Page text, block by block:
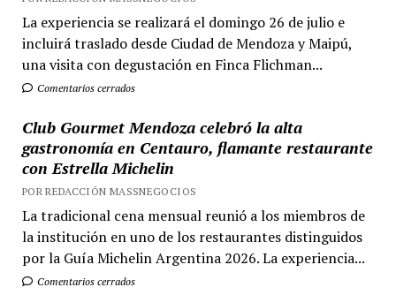
La experiencia se realizará el domingo 26 de julio e
incluirá traslado desde Ciudad de Mendoza y Maipú,
una visita con degustación en Finca Flichman...
Comentarios cerrados
Club Gourmet Mendoza celebró la alta
gastronomía en Centauro, flamante restaurante
con Estrella Michelin
POR REDACCIÓN MASSNEGOCIOS
La tradicional cena mensual reunió a los miembros de
la institución en uno de los restaurantes distinguidos
por la Guía Michelin Argentina 2026. La experiencia...
Comentarios cerrados